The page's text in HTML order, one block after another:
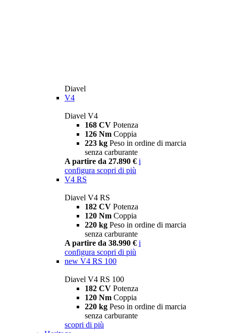
Diavel
V4
Diavel V4
168 CV Potenza
126 Nm Coppia
223 kg Peso in ordine di marcia
senza carburante
A partire da 27.890 € i
configura scopri di più
V4 RS
Diavel V4 RS
182 CV Potenza
120 Nm Coppia
220 kg Peso in ordine di marcia
senza carburante
A partire da 38.990 € i
configura scopri di più
new V4 RS 100
Diavel V4 RS 100
182 CV Potenza
120 Nm Coppia
220 kg Peso in ordine di marcia
senza carburante
scopri di più